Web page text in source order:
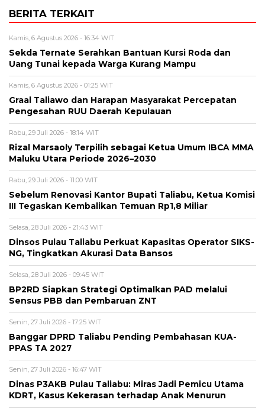
BERITA TERKAIT
Kamis, 6 Agustus 2026 - 16:34 WIT
Sekda Ternate Serahkan Bantuan Kursi Roda dan
Uang Tunai kepada Warga Kurang Mampu
Kamis, 6 Agustus 2026 - 01:25 WIT
Graal Taliawo dan Harapan Masyarakat Percepatan
Pengesahan RUU Daerah Kepulauan
Rabu, 29 Juli 2026 - 18:14 WIT
Rizal Marsaoly Terpilih sebagai Ketua Umum IBCA MMA
Maluku Utara Periode 2026–2030
Rabu, 29 Juli 2026 - 11:00 WIT
Sebelum Renovasi Kantor Bupati Taliabu, Ketua Komisi
III Tegaskan Kembalikan Temuan Rp1,8 Miliar
Selasa, 28 Juli 2026 - 21:43 WIT
Dinsos Pulau Taliabu Perkuat Kapasitas Operator SIKS-
NG, Tingkatkan Akurasi Data Bansos
Selasa, 28 Juli 2026 - 09:45 WIT
BP2RD Siapkan Strategi Optimalkan PAD melalui
Sensus PBB dan Pembaruan ZNT
Senin, 27 Juli 2026 - 17:25 WIT
Banggar DPRD Taliabu Pending Pembahasan KUA-
PPAS TA 2027
Senin, 27 Juli 2026 - 16:47 WIT
Dinas P3AKB Pulau Taliabu: Miras Jadi Pemicu Utama
KDRT, Kasus Kekerasan terhadap Anak Menurun